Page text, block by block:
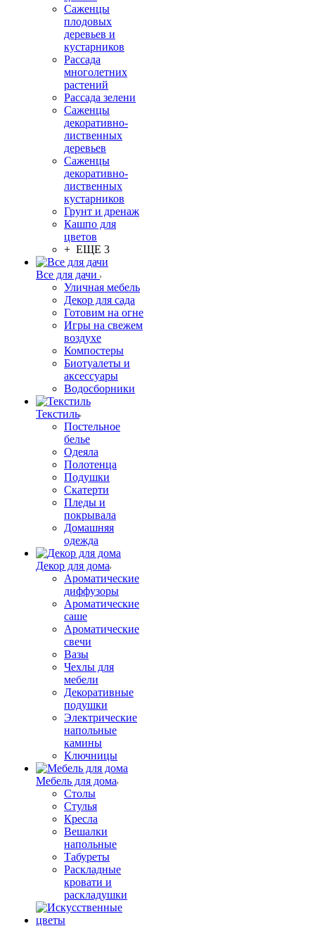
Саженцы
плодовых
деревьев и
кустарников
Рассада
многолетних
растений
Рассада зелени
Саженцы
декоративно-
лиственных
деревьев
Саженцы
декоративно-
лиственных
кустарников
Грунт и дренаж
Кашпо для
цветов
+ ЕЩЕ 3
Все для дачи
Уличная мебель
Декор для сада
Готовим на огне
Игры на свежем
воздухе
Компостеры
Биотуалеты и
аксессуары
Водосборники
Текстиль
Постельное
белье
Одеяла
Полотенца
Подушки
Скатерти
Пледы и
покрывала
Домашняя
одежда
Декор для дома
Ароматические
диффузоры
Ароматические
саше
Ароматические
свечи
Вазы
Чехлы для
мебели
Декоративные
подушки
Электрические
напольные
камины
Ключницы
Мебель для дома
Столы
Стулья
Кресла
Вешалки
напольные
Табуреты
Раскладные
кровати и
раскладушки